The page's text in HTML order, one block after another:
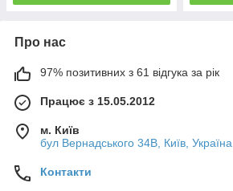
Про нас
97% позитивних з 61 відгука за рік
Працює з 15.05.2012
м. Київ
бул Вернадського 34В, Київ, Україна
Контакти